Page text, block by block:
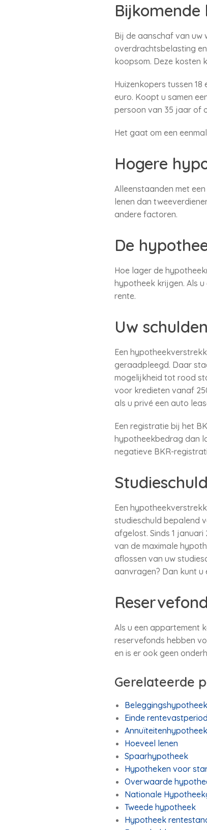
Bijkomende
Bij de aanschaf van uw
overdrachtsbelasting
koopsom. Deze kosten
Huizenkopers tussen
euro. Koopt u samen
persoon van 35 jaar of
Het gaat om een
Hogere
Alleenstaanden met
lenen dan
andere factoren.
De
Hoe lager de
hypotheek krijgen. Als
rente.
Uw schulden
Een
geraadpleegd. Daar
mogelijkheid tot rood
voor kredieten vanaf
als u privé een auto
Een registratie bij het
hypotheekbedrag dan
negatieve BKR-
Studieschuld
Een
studieschuld bepalend
afgelost. Sinds 1
van de maximale
aflossen van uw
aanvragen? Dan kunt
Als u een appartement
reservefonds hebben
en is er ook geen
Gerelateerde
Beleggingshypotheek
Einde
Annuïteitenhypotheek
Hoeveel lenen
Spaarhypotheek
Hypotheken voor
Overwaarde
Nationale
Tweede hypotheek
Hypotheek